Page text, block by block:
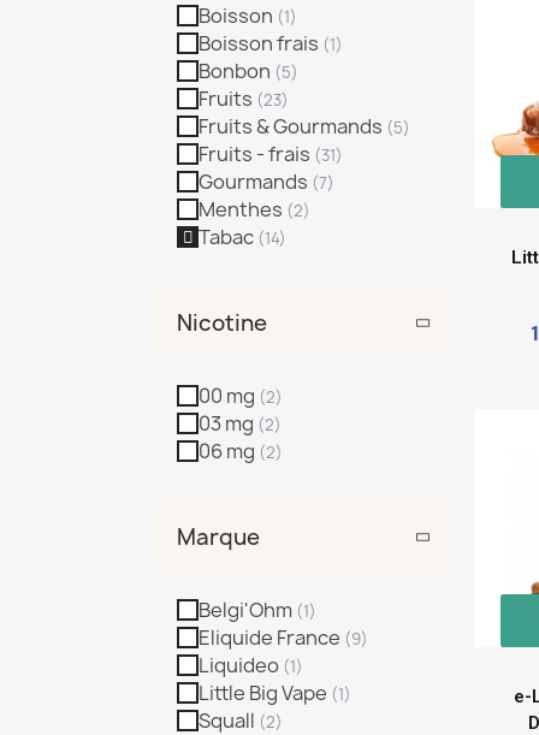
Boisson
Boisson frais
Bonbon
Fruits
Fruits & Gourmands
Fruits - frais
Gourmands
Menthes
Tabac
Nicotine
00 mg
03 mg
06 mg
Marque
Belgi'Ohm
Eliquide France
Liquideo
Little Big Vape
Squall
e-